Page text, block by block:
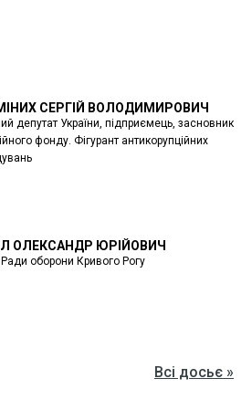
СЕРГІЙ ВОЛОДИМИРОВИЧ
депутат України, підприємець, засновник
фонду. Фігурант антикорупційних
ОЛЕКСАНДР ЮРІЙОВИЧ
Ради оборони Кривого Рогу
Всі досьє »